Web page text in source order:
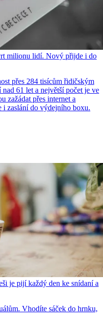
milionu lidí. Nový přijde i do
přes 284 tisícům řidičským
61 let a největší počet je ve
zažádat přes internet a
i zaslání do výdejního boxu.
je pijí každý den ke snídaní a
Vhodíte sáček do hrnku,